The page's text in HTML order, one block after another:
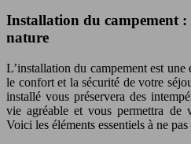
Installation du campement :
nature
L’installation du campement est une
le confort et la sécurité de votre
installé vous préservera des
vie agréable et vous permettra de
Voici les éléments essentiels à ne